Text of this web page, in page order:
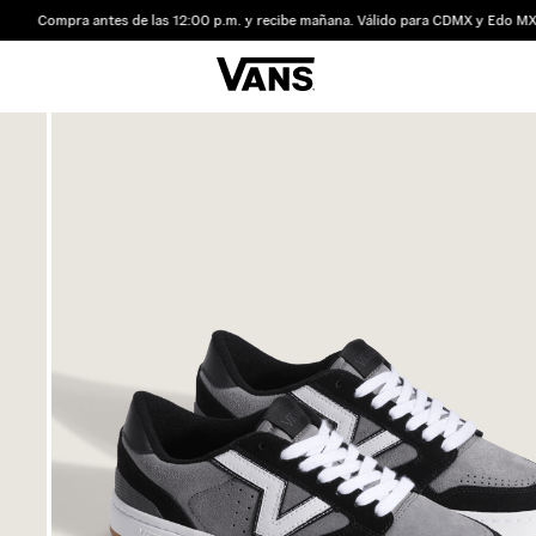
Compra antes de las 12:00 p.m. y recibe mañana. Válido para CDMX y Edo MX.